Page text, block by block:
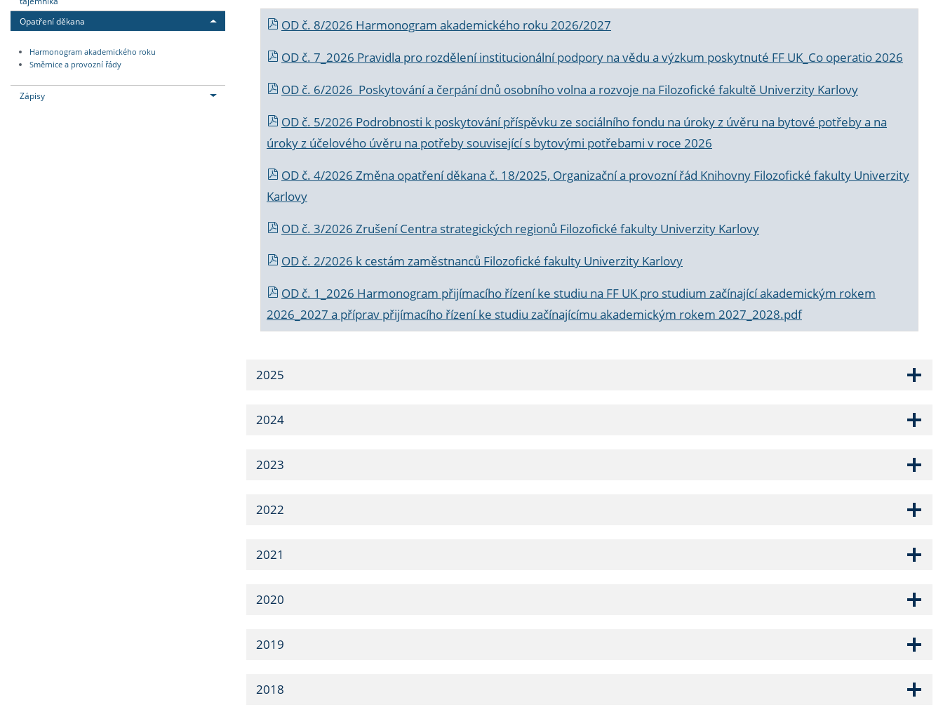
Opatření děkana
Harmonogram akademického roku
Směrnice a provozní řády
Zápisy
OD č. 8/2026 Harmonogram akademického roku 2026/2027
OD č. 7_2026 Pravidla pro rozdělení institucionální podpory na vědu a výzkum poskytnuté FF UK_Co operatio 2026
OD č. 6/2026 Poskytování a čerpání dnů osobního volna a rozvoje na Filozofické fakultě Univerzity Karlovy
OD č. 5/2026 Podrobnosti k poskytování příspěvku ze sociálního fondu na úroky z úvěru na bytové potřeby a na
úroky z účelového úvěru na potřeby související s bytovými potřebami v roce 2026
OD č. 4/2026 Změna opatření děkana č. 18/2025, Organizační a provozní řád Knihovny Filozofické fakulty Univerzity
Karlovy
OD č. 3/2026 Zrušení Centra strategických regionů Filozofické fakulty Univerzity Karlovy
OD č. 2/2026 k cestám zaměstnanců Filozofické fakulty Univerzity Karlovy
OD č. 1_2026 Harmonogram přijímacího řízení ke studiu na FF UK pro studium začínající akademickým rokem
2026_2027 a příprav přijímacího řízení ke studiu začínajícímu akademickým rokem 2027_2028.pdf
2025
2024
2023
2022
2021
2020
2019
2018